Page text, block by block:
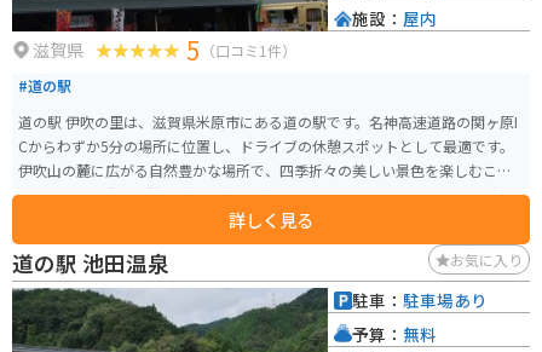
滋賀県 5 （口コミ1件）
#道の駅
道の駅 伊吹の里は、滋賀県米原市にある道の駅です。名神高速道路の関ヶ原I
Cからわずか5分の場所に位置し、ドライブの休憩スポットとして最適です。
伊吹山の麓に広がる自然豊かな場所で、四季折々の美しい景色を楽しむこと
ができます。春には桜、秋には紅葉が美しく、特にバイクでのツーリングに
おすすめです。道の駅には、地元の新鮮な野菜や果物を販売する農産物直売
所や、伊吹そばなどの地元グルメが味わえるレストランがあります。 伊吹山
は日本百名山の一つであり、登山道も整備されています。登山に挑戦する際
は、道の駅 伊吹の里で情報収集をするのがおすすめです。また、周辺には、
醒井宿など歴史的な観光スポットも点在しているので、歴史好きの方にもお
すすめです。
詳しく見る
施設： 屋内
道の駅 池田温泉 お気に入り
駐車： 駐車場あり
予算： 無料